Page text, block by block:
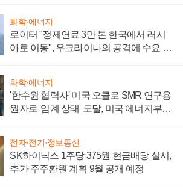
화학·에너지
로이터 "정제연료 3만 톤 한국에서 러시
아로 이동", 우크라이나의 공격에 수요 늘
화학·에너지
'한수원 협력사' 미국 오클로 SMR 연구용
원자로 '임계 상태' 도달, 미국 에너지부
전자·전기·정보통신
SK하이닉스 1주당 375원 현금배당 실시,
추가 주주환원 계획 9월 공개 예정